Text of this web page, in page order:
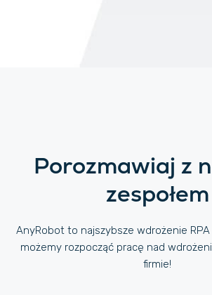
Porozmawiaj z
zespołem
AnyRobot to najszybsze wdrożenie
możemy rozpocząć pracę nad
firmie!